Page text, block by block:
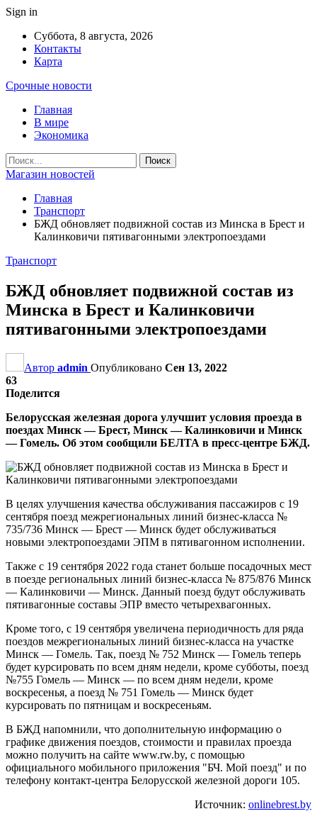
Sign in
Суббота, 8 августа, 2026
Контакты
Карта
Срочные новости
Главная
В мире
Экономика
Магазин новостей
Главная
Транспорт
БЖД обновляет подвижной состав из Минска в Брест и
Калинковичи пятивагонными электропоездами
Транспорт
БЖД обновляет подвижной состав из
Минска в Брест и Калинковичи
пятивагонными электропоездами
Автор admin Опубликовано Сен 13, 2022
63
Поделится
Белорусская железная дорога улучшит условия проезда в
поездах Минск — Брест, Минск — Калинковичи и Минск
— Гомель. Об этом сообщили БЕЛТА в пресс-центре БЖД.
В целях улучшения качества обслуживания пассажиров с 19
сентября поезд межрегиональных линий бизнес-класса №
735/736 Минск — Брест — Минск будет обслуживаться
новыми электропоездами ЭПМ в пятивагонном исполнении.
Также с 19 сентября 2022 года станет больше посадочных мест
в поезде региональных линий бизнес-класса № 875/876 Минск
— Калинковичи — Минск. Данный поезд будут обслуживать
пятивагонные составы ЭПР вместо четырехвагонных.
Кроме того, с 19 сентября увеличена периодичность для ряда
поездов межрегиональных линий бизнес-класса на участке
Минск — Гомель. Так, поезд № 752 Минск — Гомель теперь
будет курсировать по всем дням недели, кроме субботы, поезд
№755 Гомель — Минск — по всем дням недели, кроме
воскресенья, а поезд № 751 Гомель — Минск будет
курсировать по пятницам и воскресеньям.
В БЖД напомнили, что дополнительную информацию о
графике движения поездов, стоимости и правилах проезда
можно получить на сайте www.rw.by, с помощью
официального мобильного приложения "БЧ. Мой поезд" и по
телефону контакт-центра Белорусской железной дороги 105.
Источник: onlinebrest.by